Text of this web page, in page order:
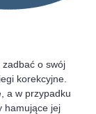
o swój
korekcyjne.
a w przypadku
hamujące jej